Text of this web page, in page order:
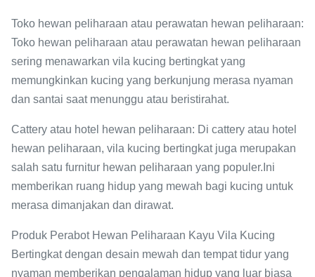
Toko hewan peliharaan atau perawatan hewan peliharaan:
Toko hewan peliharaan atau perawatan hewan peliharaan
sering menawarkan vila kucing bertingkat yang
memungkinkan kucing yang berkunjung merasa nyaman
dan santai saat menunggu atau beristirahat.
Cattery atau hotel hewan peliharaan: Di cattery atau hotel
hewan peliharaan, vila kucing bertingkat juga merupakan
salah satu furnitur hewan peliharaan yang populer.Ini
memberikan ruang hidup yang mewah bagi kucing untuk
merasa dimanjakan dan dirawat.
Produk Perabot Hewan Peliharaan Kayu Vila Kucing
Bertingkat dengan desain mewah dan tempat tidur yang
nyaman memberikan pengalaman hidup yang luar biasa